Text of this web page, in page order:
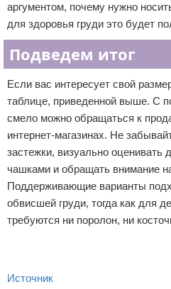
аргументом, почему нужно
для здоровья груди это будет
Подведем итог
Если вас интересует свой
таблице, приведенной выше. С
смело можно обращаться к
интернет-магазинах. Не
застежки, визуально оценивать
чашками и обращать внимание
Поддерживающие варианты
обвисшей груди, тогда как для
требуются ни поролон, ни
Источник